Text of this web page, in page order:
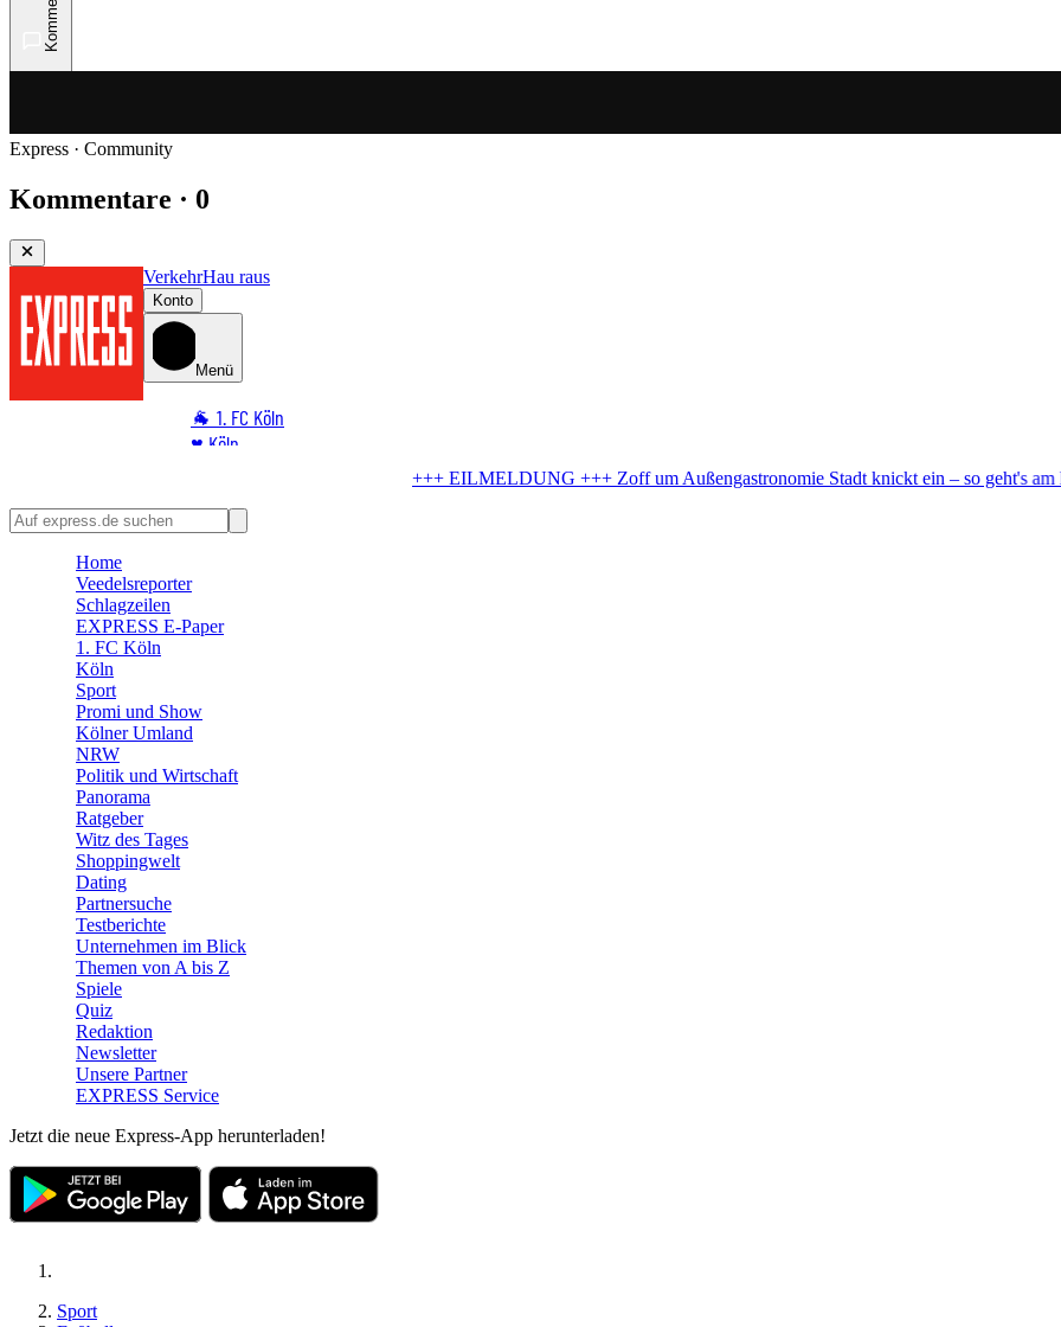
Express · Community
Kommentare · 0
VerkehrHau raus
Konto
Menü
🐐 1. FC Köln
♥️ Köln
🏆 Sport
🛒 Shoppingwelt
Zoff um AußengastronomieStadt knickt ein – so geht's am Brüsseler Platz weiter
Home
Veedelsreporter
Schlagzeilen
EXPRESS E-Paper
1. FC Köln
Köln
Sport
Promi und Show
Kölner Umland
NRW
Politik und Wirtschaft
Panorama
Ratgeber
Witz des Tages
Shoppingwelt
Dating
Partnersuche
Testberichte
Unternehmen im Blick
Themen von A bis Z
Spiele
Quiz
Redaktion
Newsletter
Unsere Partner
EXPRESS Service
Jetzt die neue Express-App herunterladen!
Sport